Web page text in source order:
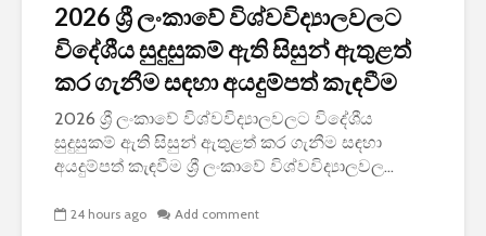
2026 ශ්‍රී ලංකාවේ විශ්වවිද්‍යාලවලට
විදේශීය සුදුසුකම් ඇති සිසුන් ඇතුළත්
කර ගැනීම සඳහා අයදුම්පත් කැඳවීම
2026 ශ්‍රී ලංකාවේ විශ්වවිද්‍යාලවලට විදේශීය
සුදුසුකම් ඇති සිසුන් ඇතුළත් කර ගැනීම සඳහා
අයදුම්පත් කැඳවීම ශ්‍රී ලංකාවේ විශ්වවිද්‍යාලවල...
24 hours ago Add comment